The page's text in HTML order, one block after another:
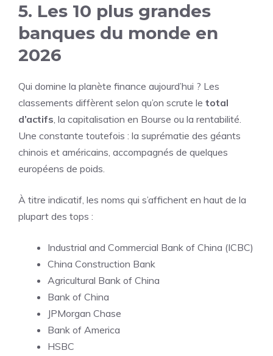
5. Les 10 plus grandes
banques du monde en
2026
Qui domine la planète finance aujourd’hui ? Les
classements diffèrent selon qu’on scrute le total
d’actifs, la capitalisation en Bourse ou la rentabilité.
Une constante toutefois : la suprématie des géants
chinois et américains, accompagnés de quelques
européens de poids.
À titre indicatif, les noms qui s’affichent en haut de la
plupart des tops :
Industrial and Commercial Bank of China (ICBC)
China Construction Bank
Agricultural Bank of China
Bank of China
JPMorgan Chase
Bank of America
HSBC